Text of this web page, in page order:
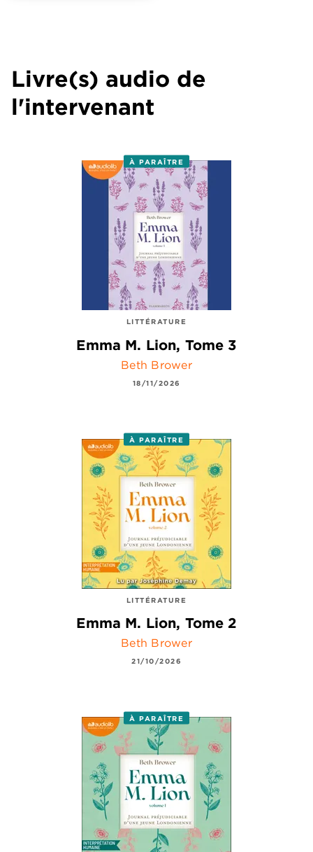
Livre(s) audio de
l'intervenant
À PARAÎTRE
LITTÉRATURE
Emma M. Lion, Tome 3
Beth Brower
18/11/2026
À PARAÎTRE
LITTÉRATURE
Emma M. Lion, Tome 2
Beth Brower
21/10/2026
À PARAÎTRE